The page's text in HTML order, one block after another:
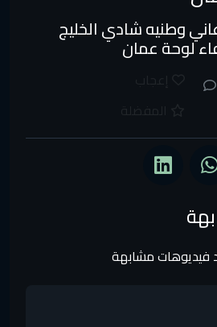
وطنيه شادي الخليج
لوحة عمان
فيديوهات مشابهة